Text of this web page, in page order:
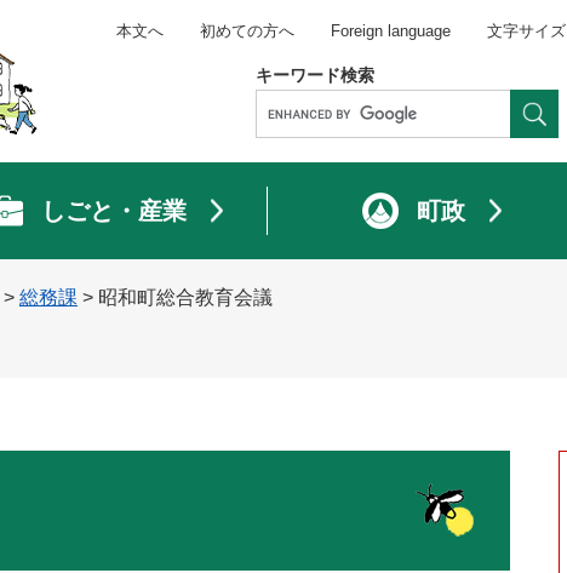
本文へ 初めての方へ Foreign language 文字サイズ
キーワード検索
しごと・産業 町政
> 総務課 > 昭和町総合教育会議